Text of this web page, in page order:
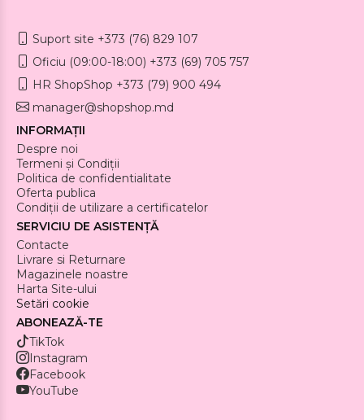
Suport site +373 (76) 829 107
Oficiu (09:00-18:00) +373 (69) 705 757
HR ShopShop +373 (79) 900 494
manager@shopshop.md
INFORMAȚII
Despre noi
Termeni și Condiții
Politica de confidentialitate
Oferta publica
Condiții de utilizare a certificatelor
SERVICIU DE ASISTENȚĂ
Contacte
Livrare si Returnare
Magazinele noastre
Harta Site-ului
Setări cookie
ABONEAZĂ-TE
TikTok
Instagram
Facebook
YouTube